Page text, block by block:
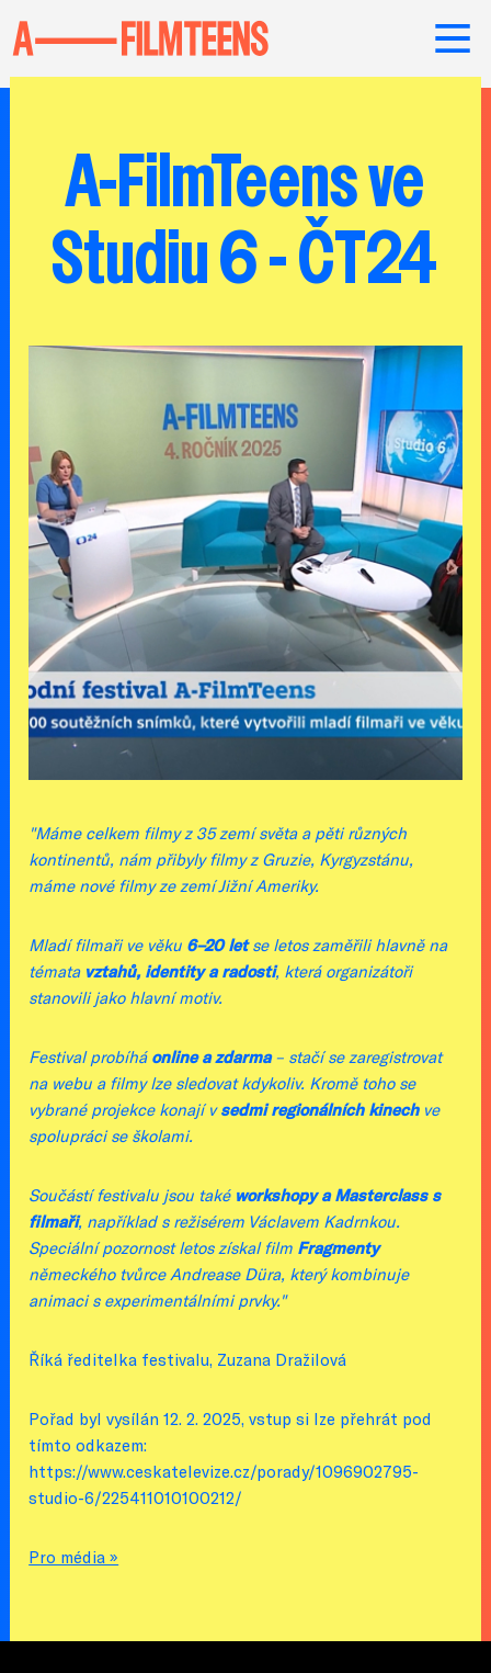
A-FilmTeens ve
Studiu 6 - ČT24
"Máme celkem filmy z 35 zemí světa a pěti různých
kontinentů, nám přibyly filmy z Gruzie, Kyrgyzstánu,
máme nové filmy ze zemí Jižní Ameriky.
Mladí filmaři ve věku 6–20 letse letos zaměřili hlavně na
témata vztahů, identity a radosti, která organizátoři
stanovili jako hlavní motiv.
Festival probíhá online a zdarma– stačí se zaregistrovat
na webu a filmy lze sledovat kdykoliv. Kromě toho se
vybrané projekce konají vsedmi regionálních kinechve
spolupráci se školami.
Součástí festivalu jsou také workshopy a Masterclass s
filmaři, například s režisérem Václavem Kadrnkou.
Speciální pozornost letos získal film Fragmenty
německého tvůrce Andrease Düra, který kombinuje
animaci s experimentálními prvky."
Říká ředitelka festivalu, Zuzana Dražilová
Pořad byl vysílán 12. 2. 2025, vstup si lze přehrát pod
tímto odkazem:
https://www.ceskatelevize.cz/porady/1096902795-
studio-6/225411010100212/
Pro média »